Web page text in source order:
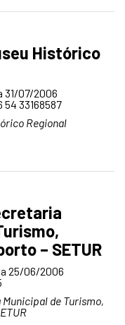
Histórico
31/07/2006
54 33168587
Regional
– SETUR
25/06/2006
de Turismo,